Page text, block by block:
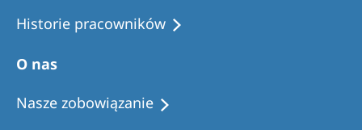
Historie pracowników
O nas
Nasze zobowiązanie